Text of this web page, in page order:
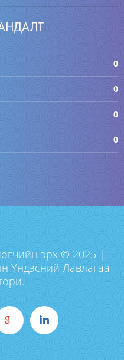
0
0
0
0
эрх © 2025 |
Үндэсний Лавлагаа